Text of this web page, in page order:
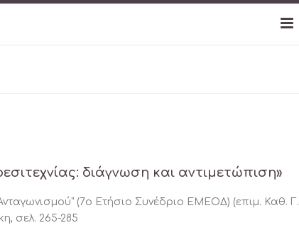
διάγνωση και αντιμετώπιση»
Ανταγωνισμού” (7ο Ετήσιο Συνέδριο ΕΜΕΟΔ) (επιμ. Καθ. Γ.
σελ. 265-285